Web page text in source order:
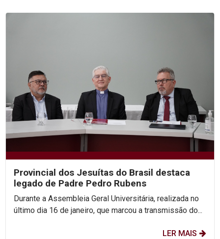
Provincial dos Jesuítas do Brasil destaca
legado de Padre Pedro Rubens
Durante a Assembleia Geral Universitária, realizada no
último dia 16 de janeiro, que marcou a transmissão do...
LER MAIS